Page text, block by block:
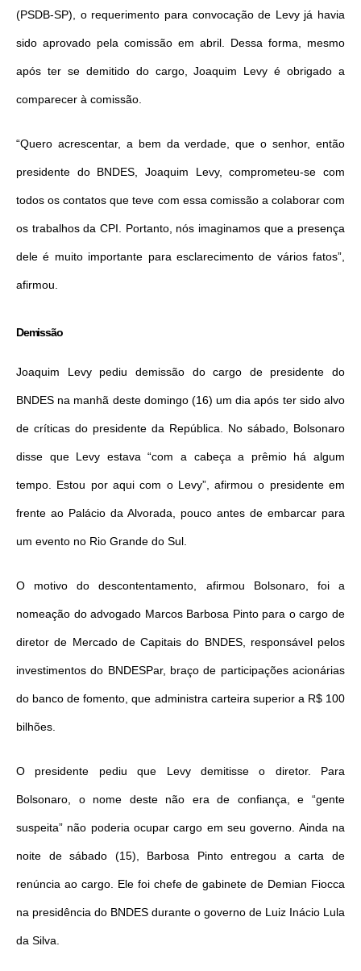
(PSDB-SP), o requerimento para convocação de Levy já havia
sido aprovado pela comissão em abril. Dessa forma, mesmo
após ter se demitido do cargo, Joaquim Levy é obrigado a
comparecer à comissão.
“Quero acrescentar, a bem da verdade, que o senhor, então
presidente do BNDES, Joaquim Levy, comprometeu-se com
todos os contatos que teve com essa comissão a colaborar com
os trabalhos da CPI. Portanto, nós imaginamos que a presença
dele é muito importante para esclarecimento de vários fatos”,
afirmou.
Demissão
Joaquim Levy pediu demissão do cargo de presidente do
BNDES na manhã deste domingo (16) um dia após ter sido alvo
de críticas do presidente da República. No sábado, Bolsonaro
disse que Levy estava “com a cabeça a prêmio há algum
tempo. Estou por aqui com o Levy”, afirmou o presidente em
frente ao Palácio da Alvorada, pouco antes de embarcar para
um evento no Rio Grande do Sul.
O motivo do descontentamento, afirmou Bolsonaro, foi a
nomeação do advogado Marcos Barbosa Pinto para o cargo de
diretor de Mercado de Capitais do BNDES, responsável pelos
investimentos do BNDESPar, braço de participações acionárias
do banco de fomento, que administra carteira superior a R$ 100
bilhões.
O presidente pediu que Levy demitisse o diretor. Para
Bolsonaro, o nome deste não era de confiança, e “gente
suspeita” não poderia ocupar cargo em seu governo. Ainda na
noite de sábado (15), Barbosa Pinto entregou a carta de
renúncia ao cargo. Ele foi chefe de gabinete de Demian Fiocca
na presidência do BNDES durante o governo de Luiz Inácio Lula
da Silva.